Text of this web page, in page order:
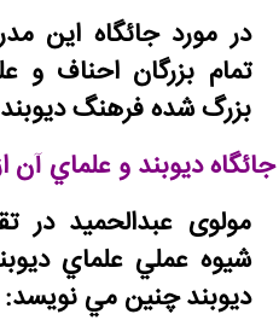
در مورد جائگاه اين
تمام بزرگان احناف و
بزرگ شده فرهنگ
جائگاه ديوبند و علماي
مولوی عبدالحميد در
شيوه عملي علماي
ديوبند چنين مي نویسد: